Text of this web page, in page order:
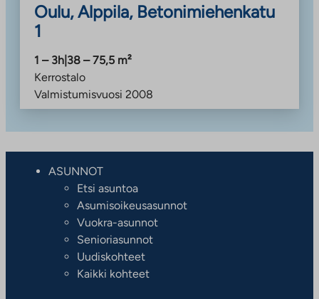
Oulu, Alppila, Betonimiehenkatu
1
1 – 3h 38 – 75,5 m²
Kerrostalo
Valmistumisvuosi 2008
ASUNNOT
Etsi asuntoa
Asumisoikeusasunnot
Vuokra-asunnot
Senioriasunnot
Uudiskohteet
Kaikki kohteet